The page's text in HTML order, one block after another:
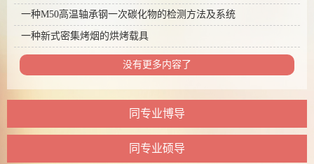
一种M50高温轴承钢一次碳化物的检测方法及系统
一种新式密集烤烟的烘烤载具
没有更多内容了
同专业博导
同专业硕导